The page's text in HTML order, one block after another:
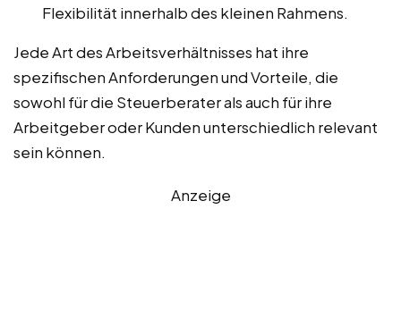
Flexibilität innerhalb des kleinen Rahmens.
Jede Art des Arbeitsverhältnisses hat ihre
spezifischen Anforderungen und Vorteile, die
sowohl für die Steuerberater als auch für ihre
Arbeitgeber oder Kunden unterschiedlich relevant
sein können.
Anzeige